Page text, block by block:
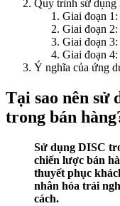
Quy trình sử dụng
Giai đoạn
Giai đoạn
Giai đoạn
Giai đoạn
Ý nghĩa của ứng
Tại sao nên sử
trong bán
Sử dụng DISC
chiến lược bán
thuyết phục
nhân hóa trải
cách.